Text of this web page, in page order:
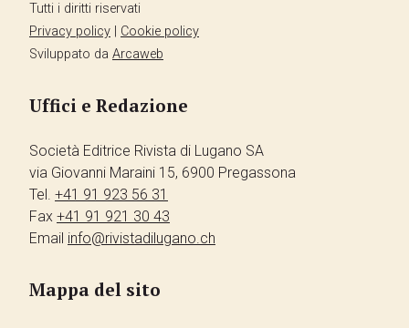
Tutti i diritti riservati
Privacy policy
Cookie policy
Sviluppato da Arcaweb
Uffici e Redazione
Società Editrice Rivista di Lugano SA
via Giovanni Maraini 15, 6900 Pregassona
Tel. +41 91 923 56 31
Fax +41 91 921 30 43
Email info@rivistadilugano.ch
Mappa del sito